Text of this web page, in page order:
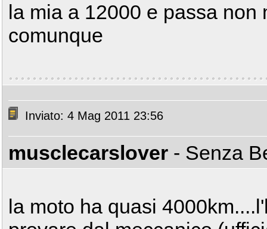
la mia a 12000 e passa non
comunque
Inviato: 4 Mag 2011 23:56
musclecarslover - Senza
la moto ha quasi